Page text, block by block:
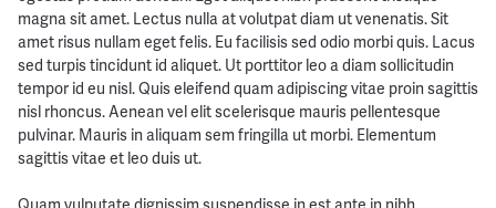
magna sit amet. Lectus nulla at volutpat diam ut venenatis. Sit
amet risus nullam eget felis. Eu facilisis sed odio morbi quis. Lacus
sed turpis tincidunt id aliquet. Ut porttitor leo a diam sollicitudin
tempor id eu nisl. Quis eleifend quam adipiscing vitae proin sagittis
nisl rhoncus. Aenean vel elit scelerisque mauris pellentesque
pulvinar. Mauris in aliquam sem fringilla ut morbi. Elementum
sagittis vitae et leo duis ut.